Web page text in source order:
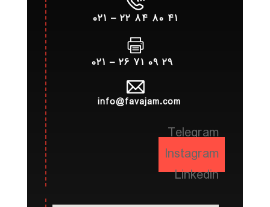
۴۱ ۸۰ ۸۴ ۲۲ – ۰۲۱
۲۹ ۰۹ ۷۱ ۲۶ – ۰۲۱
info@favajam.com
Telegram
Instagram
Linkedin